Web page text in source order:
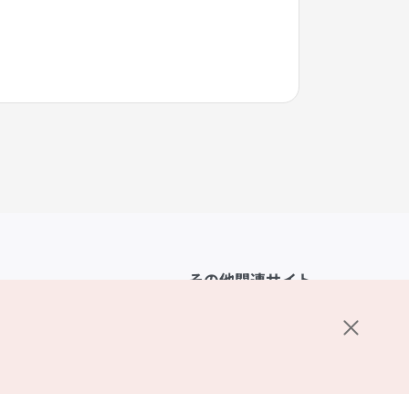
その他関連サイト